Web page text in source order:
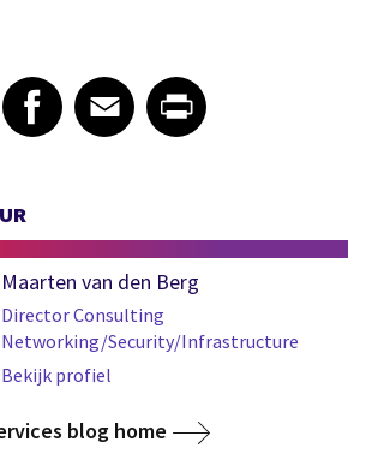
X
Share article on Facebook
Facebook
Share article on Email
EmailShare article on Print
Maarten van den Berg
Director Consulting
Networking/Security/Infrastructure
Bekijk profiel
blog home